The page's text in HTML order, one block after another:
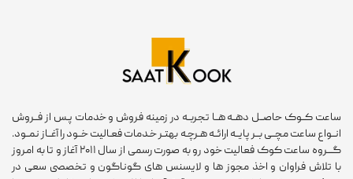
کــوک حاصــل دهــه هــا تجربــه در زمینه فروش و خدمات پـس از فــروش
ساعت مچــی بــر پایــه ارائــه هـرچـه بهتـر خـدمات فعـالیت خــود را آغــاز نمــود.
گـــروه ساعت کوک فعالیت خود رو به صورت رسمی از سال ۲۰۱۱ آغاز و تا به امروز
تلاش فراوان و اخذ مجوز ها و لایسنس های گوناگون و تخصصی سعی در